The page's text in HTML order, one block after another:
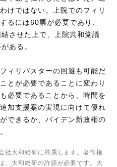
けではない。上院でのフィリ
るには60票が必要であり、
させた上で、上院共和党議
ある。
ィリバスターの回避も可能だ
とが必要であることに変わり
必要であることから、時間を
加支援案の実現に向けて優れ
できるか、バイデン新政権の
社大和総研に帰属します。著作権
、大和総研の許諾が必要です。大